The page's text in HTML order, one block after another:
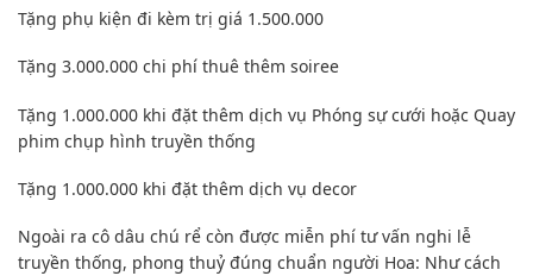
Tặng phụ kiện đi kèm trị giá 1.500.000
Tặng 3.000.000 chi phí thuê thêm soiree
Tặng 1.000.000 khi đặt thêm dịch vụ Phóng sự cưới hoặc Quay
phim chụp hình truyền thống
Tặng 1.000.000 khi đặt thêm dịch vụ decor
Ngoài ra cô dâu chú rể còn được miễn phí tư vấn nghi lễ
truyền thống, phong thuỷ đúng chuẩn người Hoa: Như cách